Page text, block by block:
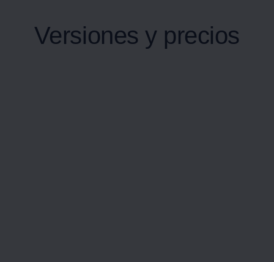
Versiones y precios